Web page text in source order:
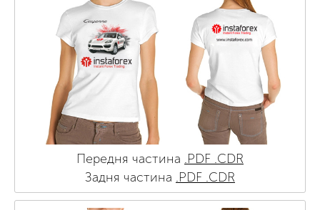
Передня частина .PDF .CDR
Задня частина .PDF .CDR